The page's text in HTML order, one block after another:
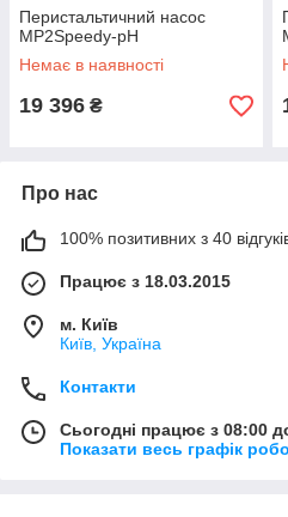
Перистальтичний насос
МР2Speedy-рН
Немає в наявності
19 396 ₴
Про нас
100% позитивних з 40
Працює з 18.03.2015
м. Київ
Київ, Україна
Контакти
Сьогодні працює з 08:00
Показати весь графік